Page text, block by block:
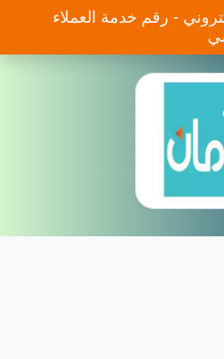
- رقم خدمة العملاء